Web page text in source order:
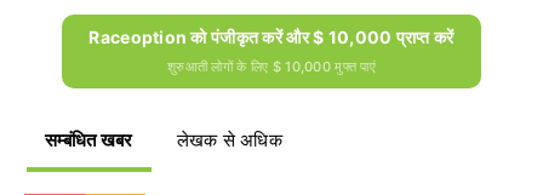
Raceoption को पंजीकृत करें और $ 10,000 प्राप्त करें
शुरुआती लोगों के लिए $ 10,000 मुफ्त पाएं
सम्बंधित खबर लेखक से अधिक